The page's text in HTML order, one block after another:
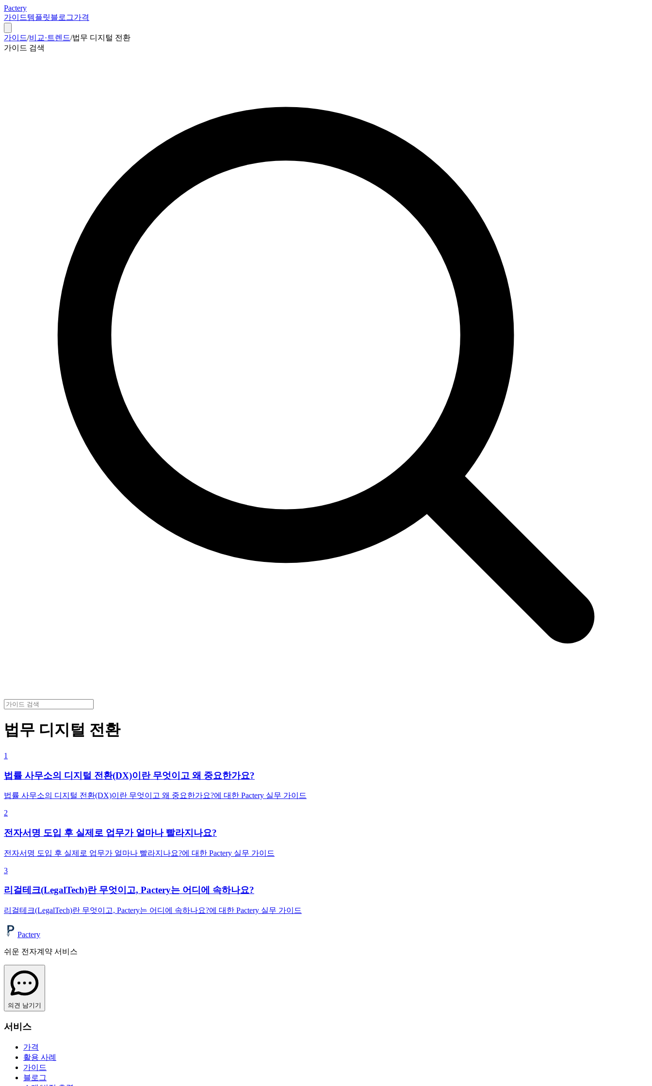
Pactery
가이드템플릿블로그가격
가이드/비교·트렌드/법무 디지털 전환
가이드 검색
법무 디지털 전환
1
법률 사무소의 디지털 전환(DX)이란 무엇이고 왜 중요한가요?
법률 사무소의 디지털 전환(DX)이란 무엇이고 왜 중요한가요?에 대한 Pactery 실무 가이드
2
전자서명 도입 후 실제로 업무가 얼마나 빨라지나요?
전자서명 도입 후 실제로 업무가 얼마나 빨라지나요?에 대한 Pactery 실무 가이드
3
리걸테크(LegalTech)란 무엇이고, Pactery는 어디에 속하나요?
리걸테크(LegalTech)란 무엇이고, Pactery는 어디에 속하나요?에 대한 Pactery 실무 가이드
Pactery
쉬운 전자계약 서비스
의견 남기기
서비스
가격
활용 사례
가이드
블로그